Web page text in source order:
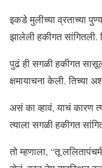
इकडे मुलीच्या व्रताच्या
झालेली हकीगत सांगितली.
पुढं ही सगळी हकीगत
क्षमायाचना केली. तिच्या
असं का व्हावं, याचं कारण
त्याला सगळी हकीगत
तो म्हणाला, “तू